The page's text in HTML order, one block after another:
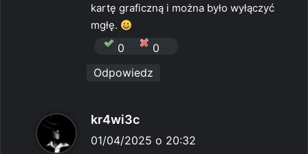
kartę graficzną i można było wyłączyć
mgłę.
0
0
Odpowiedz
kr4wi3c
i
01/04/2025 o 20:32